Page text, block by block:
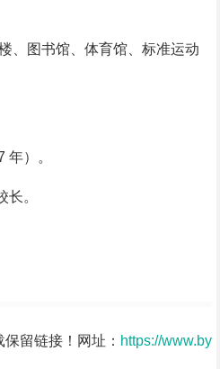
、图书馆、体育馆、标准运动
）。
。
留链接！网址： https://www.by